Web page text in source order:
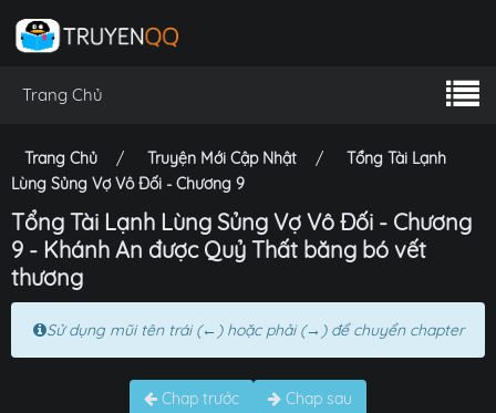
Trang Chủ
Trang Chủ Truyện Mới Cập Nhật
Tổng Tài Lạnh
Lùng Sủng Vợ Vô Đối - Chương 9
Tổng Tài Lạnh Lùng Sủng Vợ Vô Đối - Chương
9 - Khánh An được Quỷ Thất băng bó vết
thương
Sử dụng mũi tên trái (←) hoặc phải (→) để chuyển chapter
Chap trước Chap sau